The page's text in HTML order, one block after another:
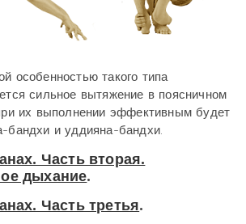
особенностью такого типа
сильное вытяжение в поясничном
их выполнении эффективным будет
бандхи и уддияна-бандхи.
Часть вторая.
дыхание.
Часть третья.